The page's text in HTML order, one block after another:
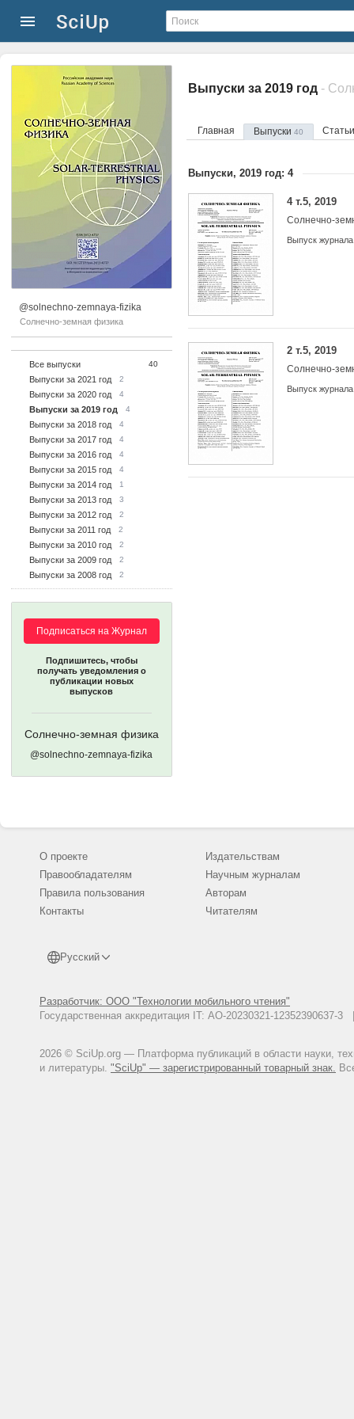
@solnechno-zemnaya-fizika
Солнечно-земная физика
Все выпуски 40
Выпуски за 2021 год 2
Выпуски за 2020 год 4
Выпуски за 2019 год 4
Выпуски за 2018 год 4
Выпуски за 2017 год 4
Выпуски за 2016 год 4
Выпуски за 2015 год 4
Выпуски за 2014 год 1
Выпуски за 2013 год 3
Выпуски за 2012 год 2
Выпуски за 2011 год 2
Выпуски за 2010 год 2
Выпуски за 2009 год 2
Выпуски за 2008 год 2
Подписаться на Журнал
Подпишитесь, чтобы
получать уведомления о
публикации новых
выпусков
Солнечно-земная физика
@solnechno-zemnaya-fizika
Выпуски за 2019 год -
Главная Выпуски 40
Выпуски, 2019 год: 4
4 т.5, 2019
Солнечно-
Выпуск журнала
2 т.5, 2019
Солнечно-
Выпуск журнала
О проекте
Правообладателям
Правила пользования
Контакты
Русский
Разработчик: ООО "Технологии мобильного чтения"
Государственная аккредитация IT: АО-20230321-
2026 © SciUp.org — Платформа публикаций в области науки,
и литературы. "SciUp" — зарегистрированный товарный знак.
Издательствам
Научным журналам
Авторам
Читателям